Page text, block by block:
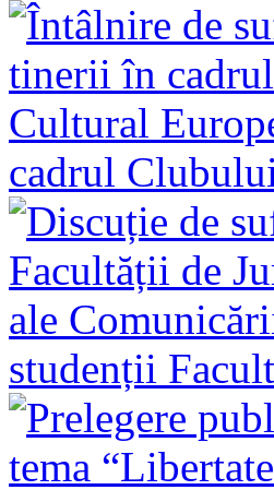
cadrul
studenții